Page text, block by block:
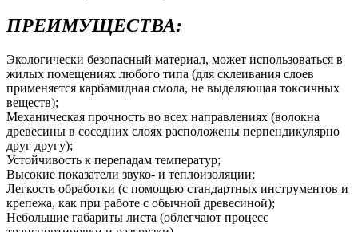
ПРЕИМУЩЕСТВА:
Экологически безопасный материал, может использоваться в
жилых помещениях любого типа (для склеивания слоев
применяется карбамидная смола, не выделяющая токсичных
веществ);
Механическая прочность во всех направлениях (волокна
древесины в соседних слоях расположены перпендикулярно
друг другу);
Устойчивость к перепадам температур;
Высокие показатели звуко- и теплоизоляции;
Легкость обработки (с помощью стандартных инструментов и
крепежа, как при работе с обычной древесиной);
Небольшие габариты листа (облегчают процесс